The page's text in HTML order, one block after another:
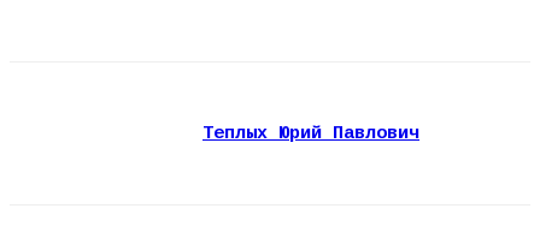
Теплых Юрий Павлович